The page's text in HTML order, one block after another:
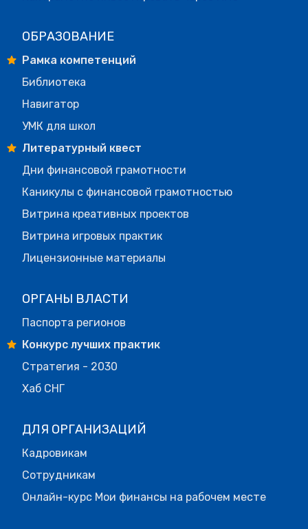
ОБРАЗОВАНИЕ
Рамка компетенций
Библиотека
Навигатор
УМК для школ
Литературный квест
Дни финансовой грамотности
Каникулы с финансовой грамотностью
Витрина креативных проектов
Витрина игровых практик
Лицензионные материалы
ОРГАНЫ ВЛАСТИ
Паспорта регионов
Конкурс лучших практик
Стратегия - 2030
Хаб СНГ
ДЛЯ ОРГАНИЗАЦИЙ
Кадровикам
Сотрудникам
Онлайн-курс Мои финансы на рабочем месте